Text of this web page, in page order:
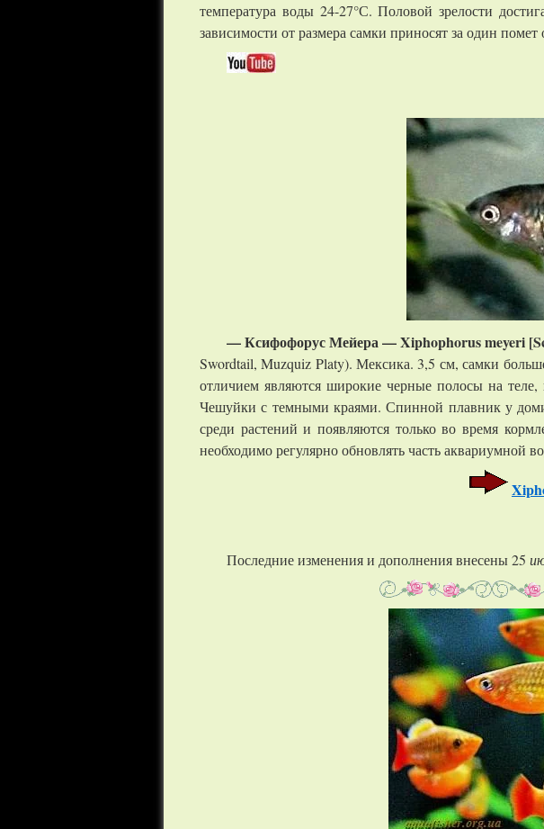
температура воды 24-27°С. Половой зрелости
зависимости от размера самки приносят за один
— Ксифофорус Мейера —Xiphophorusmeyeri [
Swordtail, Muzquiz Platy). Мексика. 3,5 см, самки
отличием являются широкие черные полосы на теле,
Чешуйки с темными краями. Спинной плавник у
среди растений и появляются только во время
необходимо регулярно обновлять часть
Последние изменения и дополнения внесены 25